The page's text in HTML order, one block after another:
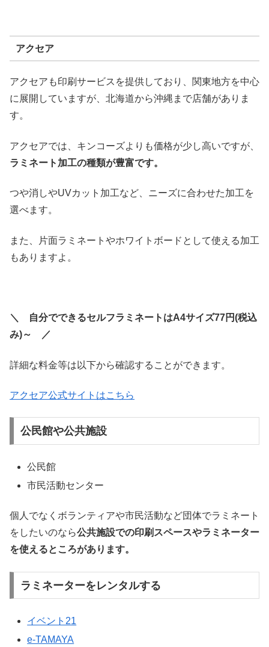
アクセア
アクセアも印刷サービスを提供しており、関東地方を中心
に展開していますが、北海道から沖縄まで店舗がありま
す。
アクセアでは、キンコーズよりも価格が少し高いですが、
ラミネート加工の種類が豊富です。
つや消しやUVカット加工など、ニーズに合わせた加工を
選べます。
また、片面ラミネートやホワイトボードとして使える加工
もありますよ。
＼ 自分でできるセルフラミネートはA4サイズ77円(税込
み)～ ／
詳細な料金等は以下から確認することができます。
アクセア公式サイトはこちら
公民館や公共施設
公民館
市民活動センター
個人でなくボランティアや市民活動など団体でラミネート
をしたいのなら公共施設での印刷スペースやラミネーター
を使えるところがあります。
ラミネーターをレンタルする
イベント21
e-TAMAYA